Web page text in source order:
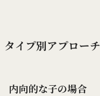
タイプ別アプローチ
内向的な子の場合